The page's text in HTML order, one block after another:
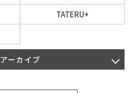
TATERU+
アーカイブ